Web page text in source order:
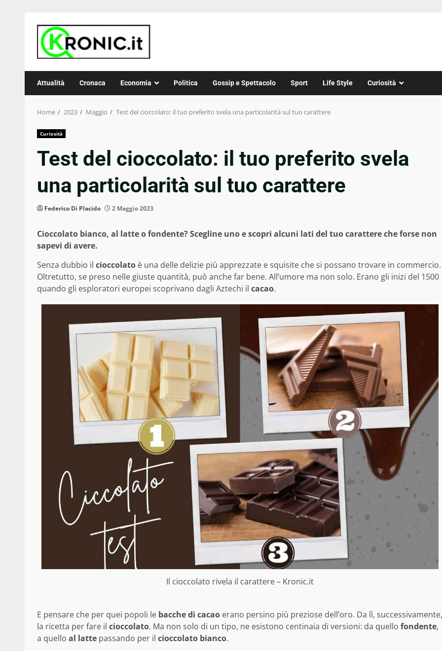
content
Attualità Cronaca Economia Politica Gossip e Spettacolo Sport Life Style Curiosità
Home 2023 Maggio Test del cioccolato: il tuo preferito svela una particolarità sul tuo carattere
Curiosità
Test del cioccolato: il tuo preferito svela
una particolarità sul tuo carattere
Federico Di Placido 2 Maggio 2023
Cioccolato bianco, al latte o fondente? Scegline uno e scopri alcuni lati del tuo carattere che forse non
sapevi di avere.
Senza dubbio il cioccolato è una delle delizie più apprezzate e squisite che si possano trovare in commercio.
Oltretutto, se preso nelle giuste quantità, può anche far bene. All’umore ma non solo. Erano gli inizi del 1500
quando gli esploratori europei scoprivano dagli Aztechi il cacao.
Il cioccolato rivela il carattere – Kronic.it
E pensare che per quei popoli le bacche di cacao erano persino più preziose dell’oro. Da lì, successivamente,
la ricetta per fare il cioccolato. Ma non solo di un tipo, ne esistono centinaia di versioni: da quello fondente,
a quello al latte passando per il cioccolato bianco.